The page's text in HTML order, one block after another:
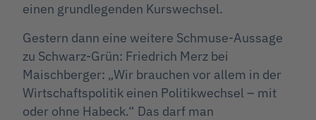
einen grundlegenden Kurswechsel.
Gestern dann eine weitere Schmuse-Aussage
zu Schwarz-Grün: Friedrich Merz bei
Maischberger: „Wir brauchen vor allem in der
Wirtschaftspolitik einen Politikwechsel – mit
oder ohne Habeck.“ Das darf man